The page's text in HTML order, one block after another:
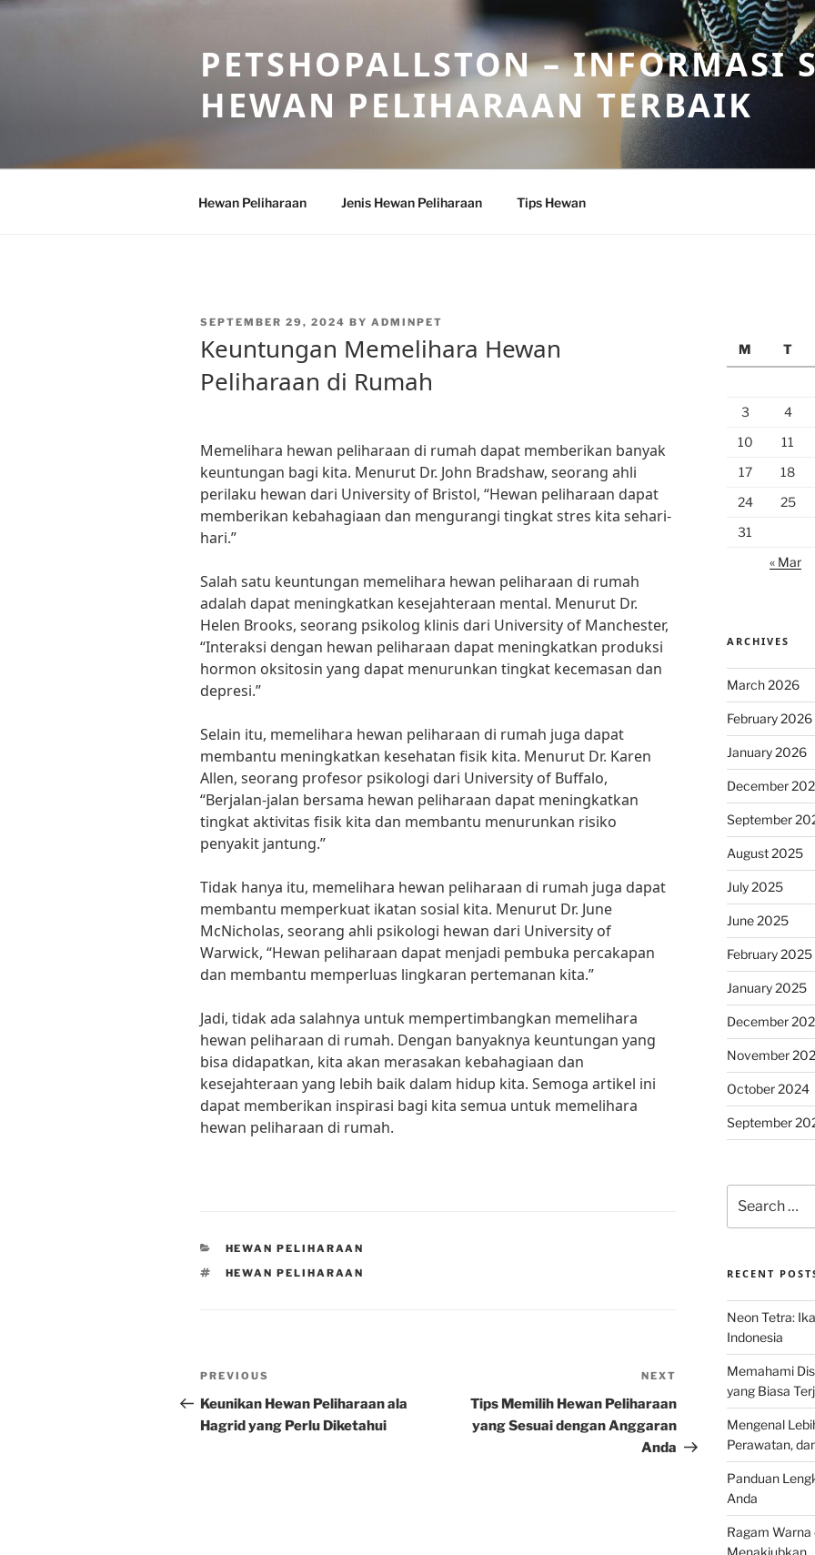
Skip
PETSHOPALLSTON – INFORMASI
HEWAN PELIHARAAN TERBAIK
Hewan Peliharaan Jenis Hewan Peliharaan Tips Hewan
POSTED
SEPTEMBER 29, 2024 BY ADMINPET
Keuntungan Memelihara Hewan
Peliharaan di Rumah
Memelihara hewan peliharaan di rumah dapat memberikan banyak
keuntungan bagi kita. Menurut Dr. John Bradshaw, seorang ahli
perilaku hewan dari University of Bristol, “Hewan peliharaan dapat
memberikan kebahagiaan dan mengurangi tingkat stres kita sehari-
hari.”
Salah satu keuntungan memelihara hewan peliharaan di rumah
adalah dapat meningkatkan kesejahteraan mental. Menurut Dr.
Helen Brooks, seorang psikolog klinis dari University of Manchester,
“Interaksi dengan hewan peliharaan dapat meningkatkan produksi
hormon oksitosin yang dapat menurunkan tingkat kecemasan dan
depresi.”
Selain itu, memelihara hewan peliharaan di rumah juga dapat
membantu meningkatkan kesehatan fisik kita. Menurut Dr. Karen
Allen, seorang profesor psikologi dari University of Buffalo,
“Berjalan-jalan bersama hewan peliharaan dapat meningkatkan
tingkat aktivitas fisik kita dan membantu menurunkan risiko
penyakit jantung.”
Tidak hanya itu, memelihara hewan peliharaan di rumah juga dapat
membantu memperkuat ikatan sosial kita. Menurut Dr. June
McNicholas, seorang ahli psikologi hewan dari University of
Warwick, “Hewan peliharaan dapat menjadi pembuka percakapan
dan membantu memperluas lingkaran pertemanan kita.”
Jadi, tidak ada salahnya untuk mempertimbangkan memelihara
hewan peliharaan di rumah. Dengan banyaknya keuntungan yang
bisa didapatkan, kita akan merasakan kebahagiaan dan
kesejahteraan yang lebih baik dalam hidup kita. Semoga artikel ini
dapat memberikan inspirasi bagi kita semua untuk memelihara
hewan peliharaan di rumah.
CATEGORIES
HEWAN PELIHARAAN
TAGS
HEWAN PELIHARAAN
Post
navigation
Previous
Post
PREVIOUS
Keunikan Hewan Peliharaan ala
Hagrid yang Perlu Diketahui
Post
NEXT
Tips Memilih Hewan Peliharaan
yang Sesuai dengan Anggaran
Anda
M
T
3
4
10
11
17
18
24
25
31
« Mar
ARCHIVES
March 2026
February 2026
January 2026
December
September
August 2025
July 2025
June 2025
February 2025
January 2025
December
November
October 2024
September
for:
RECENT
Neon Tetra:
Indonesia
Memahami
yang Biasa
Mengenal
Perawatan,
Panduan
Anda
Ragam